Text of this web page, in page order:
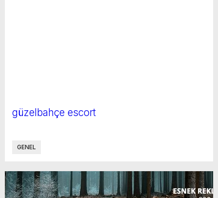
güzelbahçe escort
GENEL